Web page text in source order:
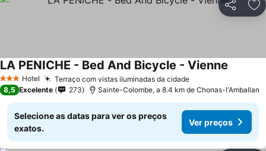
Partilhar
3 EstrelasHotel Terraço com vistas iluminadas da cidadeVer preços
LA PENICHE - Bed And Bicycle - Vienne
8,5 Excelente 273 Sainte-Colombe, a 8.4 km de Chonas-l'Amballan
Selecione as datas para ver os preços
exatos.
Ver preços